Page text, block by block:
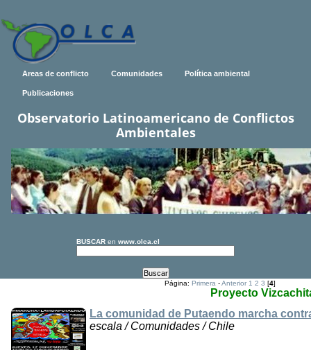
Areas de conflicto Comunidades Política ambiental
Publicaciones
Observatorio Latinoamericano de Conflictos
Ambientales
BUSCAR en www.olca.cl
Página:Primera -Anterior 1 2 3 [4]
Proyecto
La comunidad de Putaendo marcha
escala / Comunidades / Chile